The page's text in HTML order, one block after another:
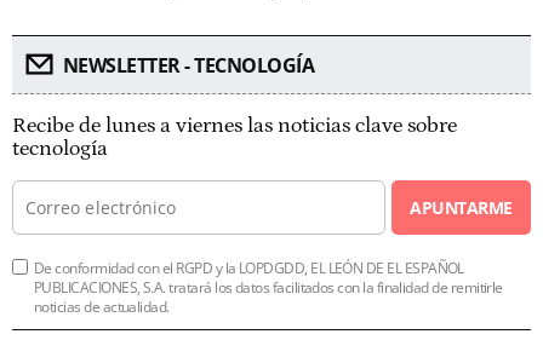
NEWSLETTER - TECNOLOGÍA
Recibe de lunes a viernes las noticias clave sobre
tecnología
APUNTARME
De conformidad con el RGPD y la LOPDGDD, EL LEÓN DE EL ESPAÑOL
PUBLICACIONES, S.A. tratará los datos facilitados con la finalidad de remitirle
noticias de actualidad.